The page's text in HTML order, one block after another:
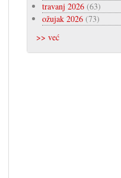
travanj 2026(63)
ožujak 2026(73)
>> već